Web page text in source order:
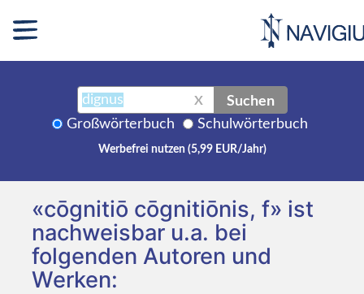
X Suchen
Großwörterbuch Schulwörterbuch
Werbefrei nutzen (5,99 EUR/Jahr)
«cōgnitiō cōgnitiōnis, f» ist
nachweisbar u.a. bei
folgenden Autoren und
Werken: